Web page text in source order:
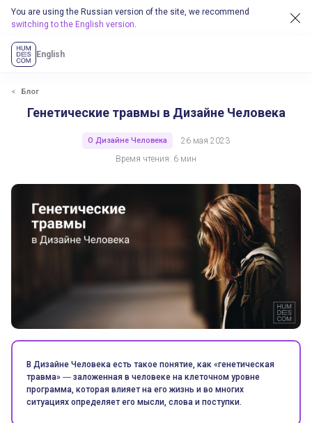
You are using the Russian version of the site, we recommend
switching to the English version.
English
Блог
Генетические травмы в Дизайне Человека
О Дизайне Человека
26 мая 2023
Время чтения: 6 мин
В Дизайне Человека есть такое понятие, как «генетическая
травма» ― заложенная в человеке на клеточном уровне
программа, которая влияет на его жизнь и во многих
ситуациях определяет его мысли, слова и поступки.